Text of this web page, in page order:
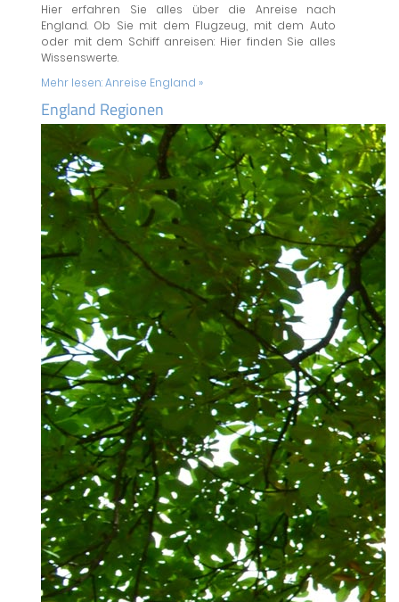
Hier erfahren Sie alles über die Anreise nach
England. Ob Sie mit dem Flugzeug, mit dem Auto
oder mit dem Schiff anreisen: Hier finden Sie alles
Wissenswerte.
Mehr lesen:Anreise England »
England Regionen